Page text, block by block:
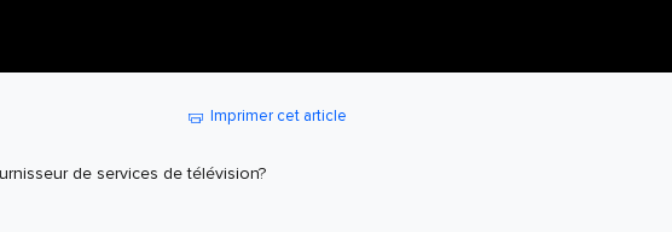
Imprimer cet article
de services de télévision?